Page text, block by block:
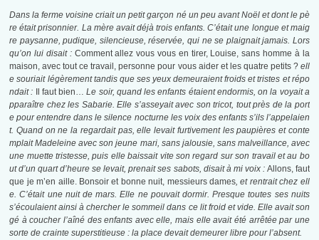
Dans la ferme voisine criait un petit garçon né un peu avant Noël et dont le pè
re était prisonnier. La mère avait déjà trois enfants. C’était une longue et maig
re paysanne, pudique, silencieuse, réservée, qui ne se plaignait jamais. Lors
qu’on lui disait : Comment allez vous vous en tirer, Louise, sans homme à la
maison, avec tout ce travail, personne pour vous aider et les quatre petits ?ell
e souriait légèrement tandis que ses yeux demeuraient froids et tristes et répo
ndait :
Il faut bien… Le soir, quand les enfants étaient endormis, on la voyait a
pparaître chez les Sabarie. Elle s’asseyait avec son tricot, tout près de la port
e pour entendre dans le silence nocturne les voix des enfants s’ils l’appelaien
t. Quand on ne la regardait pas, elle levait furtivement les paupières et conte
mplait Madeleine avec son jeune mari, sans jalousie, sans malveillance, avec
une muette tristesse, puis elle baissait vite son regard sur son travail et au bo
ut d’un quart d’heure se levait, prenait ses sabots, disait à mi voix : Allons, faut
que je m’en aille. Bonsoir et bonne nuit, messieurs dames, et rentrait chez ell
e. C’était une nuit de mars. Elle ne pouvait dormir. Presque toutes ses nuits
s’écoulaient ainsi à chercher le sommeil dans ce lit froid et vide. Elle avait son
gé à coucher l’aîné des enfants avec elle, mais elle avait été arrêtée par une
sorte de crainte superstitieuse : la place devait demeurer libre pour l’absent.